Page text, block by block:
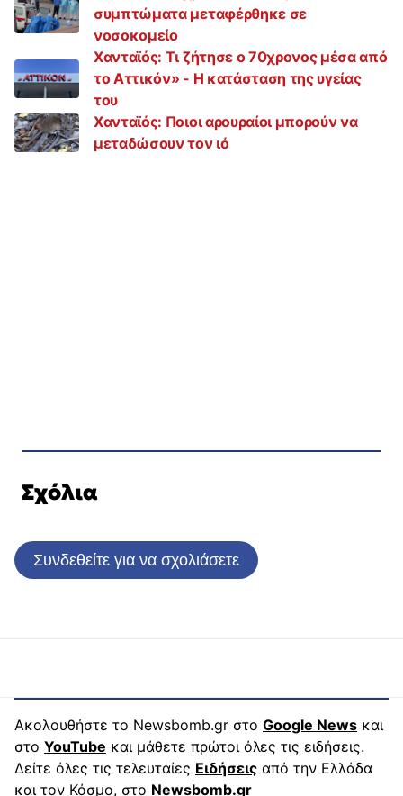
συμπτώματα μεταφέρθηκε σε
νοσοκομείο
Χανταϊός: Τι ζήτησε ο 70χρονος μέσα από
το Αττικόν» - Η κατάσταση της υγείας
του
Χανταϊός: Ποιοι αρουραίοι μπορούν να
μεταδώσουν τον ιό
Σχόλια
Συνδεθείτε για να σχολιάσετε
Ακολουθήστε το Newsbomb.gr στο Google News και
στο YouTube και μάθετε πρώτοι όλες τις ειδήσεις.
Δείτε όλες τις τελευταίες Ειδήσεις από την Ελλάδα
και τον Κόσμο, στο Newsbomb.gr